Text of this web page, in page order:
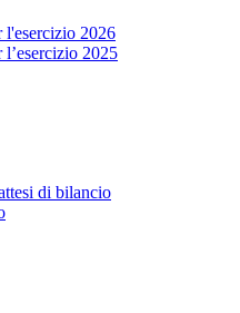
l'esercizio 2026
l’esercizio 2025
di bilancio